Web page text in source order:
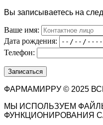
Вы записываетесь на
Ваше имя:
Дата рождения:
Телефон:
ФАРМАМИРРУ © 2025
МЫ ИСПОЛЬЗУЕМ ФАЙЛЫ
ФУНКЦИОНИРОВАНИЯ